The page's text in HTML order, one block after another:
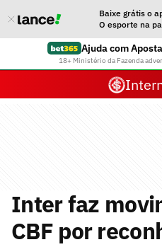
Baixe grátis o
O esporte na
Ajuda com
18+ Ministério da Fazenda
Inter faz
CBF por